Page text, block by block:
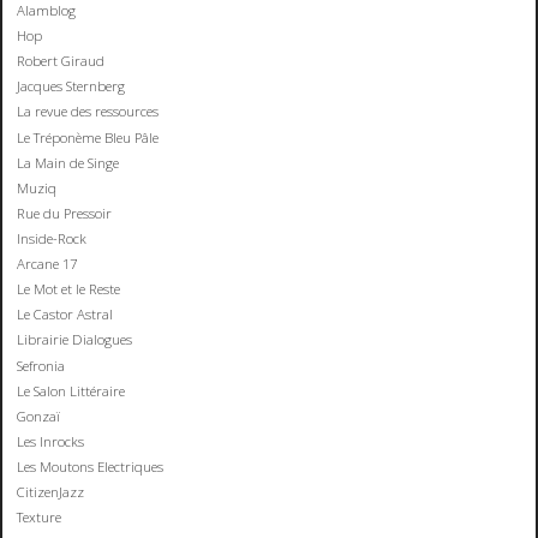
Alamblog
Hop
Robert Giraud
Jacques Sternberg
La revue des ressources
Le Tréponème Bleu Pâle
La Main de Singe
Muziq
Rue du Pressoir
Inside-Rock
Arcane 17
Le Mot et le Reste
Le Castor Astral
Librairie Dialogues
Sefronia
Le Salon Littéraire
Gonzaï
Les Inrocks
Les Moutons Electriques
CitizenJazz
Texture